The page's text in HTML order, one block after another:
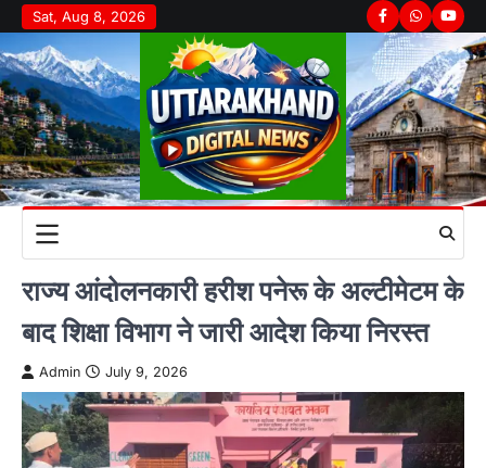
Skip
to
content
Sat, Aug 8, 2026 Facebook
Whatsapp
राज्य आंदोलनकारी हरीश पनेरू के अल्टीमेटम के
बाद शिक्षा विभाग ने जारी आदेश किया निरस्त
Admin July 9, 2026